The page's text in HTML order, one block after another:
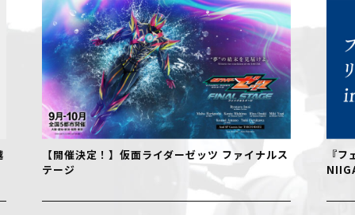
【開催決定！】仮面ライダーゼッツ ファイナルス
テージ
『フェ